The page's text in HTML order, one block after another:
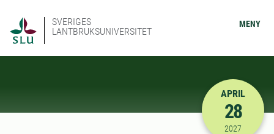
SVERIGES
LANTBRUKSUNIVERSITET
MENY
2027-04-
APRIL
28
2027